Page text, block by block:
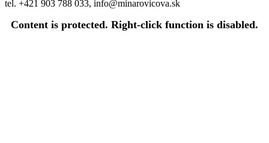
tel. +421 903 788 033, info@minarovicova.sk
Content is protected. Right-click function is disabled.